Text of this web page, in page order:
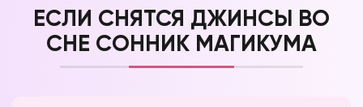
ЕСЛИ СНЯТСЯ ДЖИНСЫ ВО
СНЕ СОННИК МАГИКУМА